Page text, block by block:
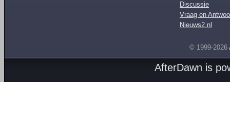
Discussie
Vraag en
Nieuws2.nl
© 1999-2026
AfterDawn is